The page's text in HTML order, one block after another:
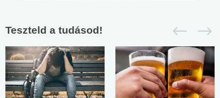
Teszteld a tudásod!